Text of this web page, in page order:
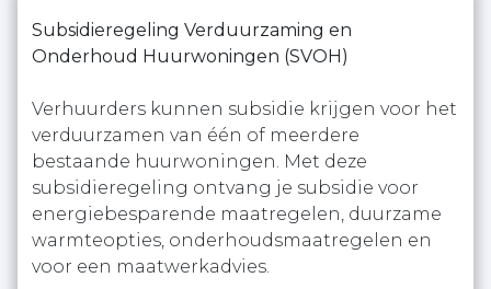
Subsidieregeling Verduurzaming en
Onderhoud Huurwoningen (SVOH)
Verhuurders kunnen subsidie krijgen voor het
verduurzamen van één of meerdere
bestaande huurwoningen. Met deze
subsidieregeling ontvang je subsidie voor
energiebesparende maatregelen, duurzame
warmteopties, onderhoudsmaatregelen en
voor een maatwerkadvies.